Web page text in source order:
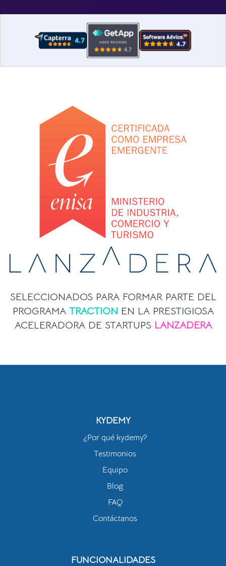
SELECCIONADOS PARA FORMAR PARTE DEL
PROGRAMA TRACTION EN LA PRESTIGIOSA
ACELERADORA DE STARTUPS LANZADERA
KYDEMY
¿Por qué kydemy?
Testimonios
Equipo
Blog
FAQ
Contáctanos
FUNCIONALIDADES